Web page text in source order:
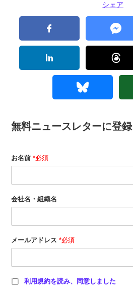
シェア
無料ニュースレターに登録
お名前*必須
会社名・組織名
メールアドレス*必須
利用規約を読み、同意しました